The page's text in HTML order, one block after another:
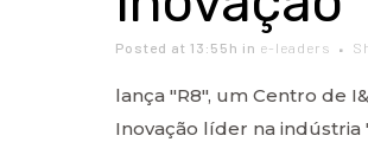
Posted at 13:55h in e-leaders
lança "R8", um Centro de
Inovação líder na indústria